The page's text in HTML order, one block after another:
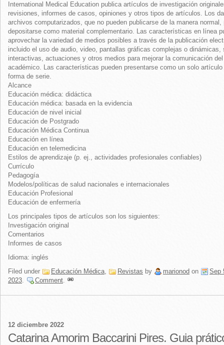
International Medical Education publica artículos de investigación
revisiones, informes de casos, opiniones y otros tipos de artículos. Los
archivos computarizados, que no pueden publicarse de la manera normal,
depositarse como material complementario. Las características en línea
aprovechar la variedad de medios posibles a través de la publicación
incluido el uso de audio, video, pantallas gráficas complejas o dinámicas,
interactivas, actuaciones y otros medios para mejorar la comunicación
académico. Las características pueden presentarse como un solo artículo
forma de serie.
Alcance
Educación médica: didáctica
Educación médica: basada en la evidencia
Educación de nivel inicial
Educación de Postgrado
Educación Médica Continua
Educación en línea
Educación en telemedicina
Estilos de aprendizaje (p. ej., actividades profesionales confiables)
Currículo
Pedagogía
Modelos/políticas de salud nacionales e internacionales
Educación Profesional
Educación de enfermería
Los principales tipos de artículos son los siguientes:
Investigación original
Comentarios
Informes de casos
Idioma: inglés
Filed under
Educación Médica, Revistas by marionod on
Sep
2023. Comment.
12 diciembre 2022
Catarina Amorim Baccarini Pires. Guia